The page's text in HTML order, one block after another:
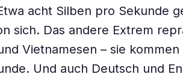
acht Silben pro Sekunde
sich. Das andere Extrem
Vietnamesen – sie
Und auch Deutsch und